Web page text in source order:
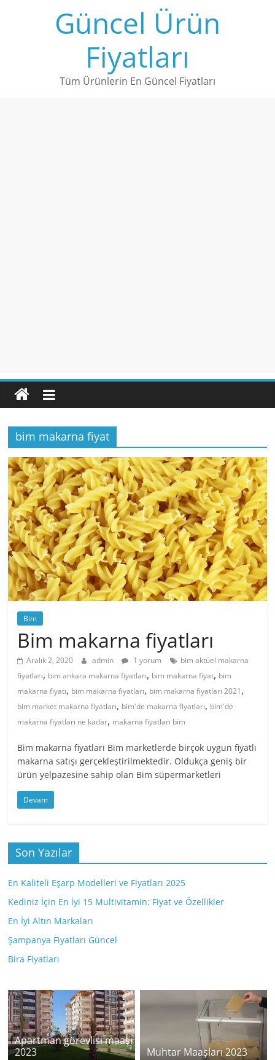
Güncel Ürün
Fiyatları
Tüm Ürünlerin En Güncel Fiyatları
bim makarna fiyat
Bim
Bim makarna fiyatları
Aralık 2, 2020 admin 1 yorum
bim aktüel makarna
fiyatları, bim ankara makarna fiyatları, bim makarna fiyat, bim
makarna fiyatı, bim makarna fiyatları, bim makarna fiyatları 2021,
bim market makarna fiyatları, bim'de makarna fiyatları, bim'de
makarna fiyatları ne kadar, makarna fiyatları bim
Bim makarna fiyatları Bim marketlerde birçok uygun fiyatlı
makarna satışı gerçekleştirilmektedir. Oldukça geniş bir
ürün yelpazesine sahip olan Bim süpermarketleri
Devam
Son Yazılar
En Kaliteli Eşarp Modelleri ve Fiyatları 2025
Kediniz İçin En İyi 15 Multivitamin: Fiyat ve Özellikler
En İyi Altın Markaları
Şampanya Fiyatları Güncel
Bira Fiyatları
Apartman görevlisi maaşı
2023
Muhtar Maaşları 2023